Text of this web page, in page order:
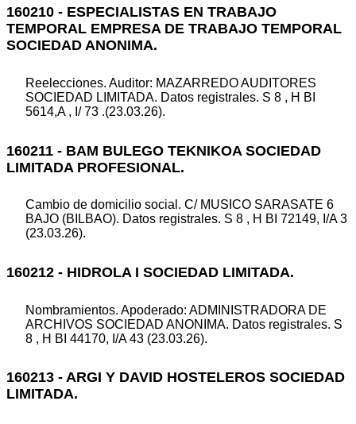
160210 - ESPECIALISTAS EN TRABAJO
TEMPORAL EMPRESA DE TRABAJO TEMPORAL
SOCIEDAD ANONIMA.
Reelecciones. Auditor: MAZARREDO AUDITORES
SOCIEDAD LIMITADA. Datos registrales. S 8 , H BI
5614,A , I/ 73 .(23.03.26).
160211 - BAM BULEGO TEKNIKOA SOCIEDAD
LIMITADA PROFESIONAL.
Cambio de domicilio social. C/ MUSICO SARASATE 6
BAJO (BILBAO). Datos registrales. S 8 , H BI 72149, I/A 3
(23.03.26).
160212 - HIDROLA I SOCIEDAD LIMITADA.
Nombramientos. Apoderado: ADMINISTRADORA DE
ARCHIVOS SOCIEDAD ANONIMA. Datos registrales. S
8 , H BI 44170, I/A 43 (23.03.26).
160213 - ARGI Y DAVID HOSTELEROS SOCIEDAD
LIMITADA.